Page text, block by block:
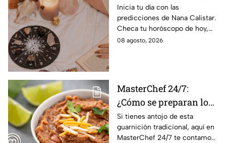
de agosto: estos signos
tendrán ingresos extra
Inicia tu día con las
predicciones de Nana Calistar.
Checa tu horóscopo de hoy,
domingo 9 de agosto, y
08 agosto, 2026
MasterChef 24/7:
¿Cómo se preparan los
frijoles puercos estilo
Sonora?
Si tienes antojo de esta
guarnición tradicional, aquí en
MasterChef 24/7 te contamos